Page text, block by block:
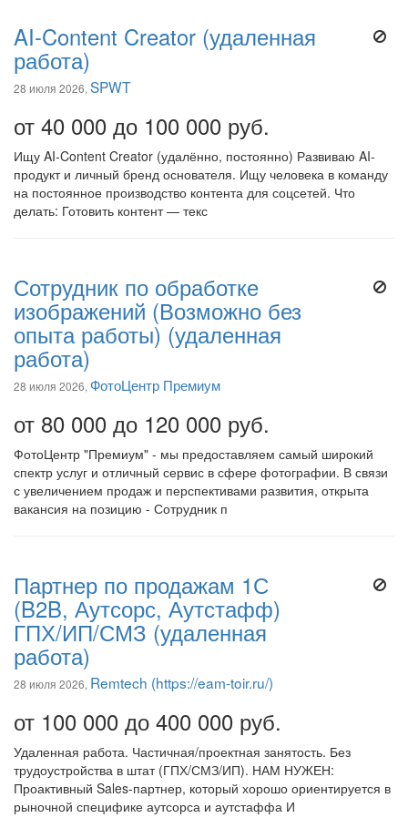
AI-Content Creator (удаленная
работа)
28 июля 2026, SPWT
от 40 000 до 100 000 руб.
Ищу AI-Content Creator (удалённо, постоянно) Развиваю AI-
продукт и личный бренд основателя. Ищу человека в команду
на постоянное производство контента для соцсетей. Что
делать: Готовить контент — текс
Сотрудник по обработке
изображений (Возможно без
опыта работы) (удаленная
работа)
28 июля 2026, ФотоЦентр Премиум
от 80 000 до 120 000 руб.
ФотоЦентр "Премиум" - мы предоставляем самый широкий
спектр услуг и отличный сервис в сфере фотографии. В связи
с увеличением продаж и перспективами развития, открыта
вакансия на позицию - Сотрудник п
Партнер по продажам 1С
(B2B, Аутсорс, Аутстафф)
ГПХ/ИП/СМЗ (удаленная
работа)
28 июля 2026, Remtech (https://eam-toir.ru/)
от 100 000 до 400 000 руб.
Удаленная работа. Частичная/проектная занятость. Без
трудоустройства в штат (ГПХ/СМЗ/ИП). НАМ НУЖЕН:
Проактивный Sales-партнер, который хорошо ориентируется в
рыночной специфике аутсорса и аутстаффа И